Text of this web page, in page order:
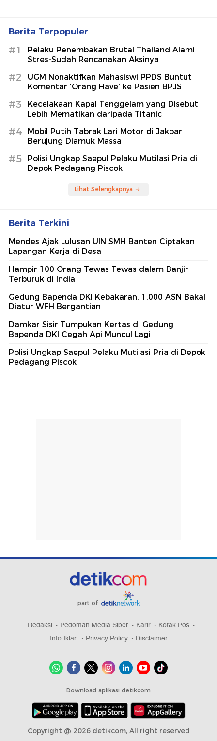
Berita Terpopuler
#1
Pelaku Penembakan Brutal Thailand Alami
Stres-Sudah Rencanakan Aksinya
#2
UGM Nonaktifkan Mahasiswi PPDS Buntut
Komentar 'Orang Have' ke Pasien BPJS
#3
Kecelakaan Kapal Tenggelam yang Disebut
Lebih Mematikan daripada Titanic
#4
Mobil Putih Tabrak Lari Motor di Jakbar
Berujung Diamuk Massa
#5
Polisi Ungkap Saepul Pelaku Mutilasi Pria di
Depok Pedagang Piscok
Lihat Selengkapnya
Berita Terkini
Mendes Ajak Lulusan UIN SMH Banten Ciptakan
Lapangan Kerja di Desa
Hampir 100 Orang Tewas Tewas dalam Banjir
Terburuk di India
Gedung Bapenda DKI Kebakaran, 1.000 ASN Bakal
Diatur WFH Bergantian
Damkar Sisir Tumpukan Kertas di Gedung
Bapenda DKI Cegah Api Muncul Lagi
Polisi Ungkap Saepul Pelaku Mutilasi Pria di Depok
Pedagang Piscok
part of
Redaksi Pedoman Media Siber Karir
Kotak Pos
Info Iklan
Privacy Policy Disclaimer
Download aplikasi detikcom
Copyright @ 2026 detikcom, All right reserved